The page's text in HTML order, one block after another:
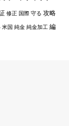
修正 国際 守る 攻略
米国 純金 純金加工 編